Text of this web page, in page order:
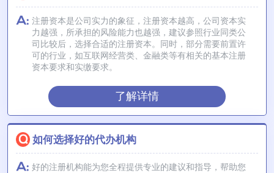
注册资本是公司实力的象征，注册资本越高，公司资本实
力越强，所承担的风险能力也越强，建议参照行业同类公
司比较后，选择合适的注册资本。同时，部分需要前置许
可的行业，如互联网经营类、金融类等有相关的基本注册
资本要求和实缴要求。
了解详情
如何选择好的代办机构
好的注册机构能为您全程提供专业的建议和指导，帮助您